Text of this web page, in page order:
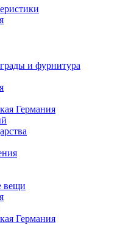
и фурнитура
Германия
вещи
Германия